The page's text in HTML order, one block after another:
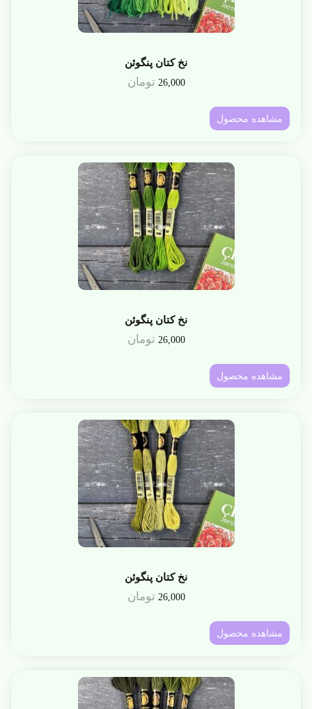
نخ کتان پنگوئن
26,000 تومان
مشاهده محصول
نخ کتان پنگوئن
26,000 تومان
مشاهده محصول
نخ کتان پنگوئن
26,000 تومان
مشاهده محصول